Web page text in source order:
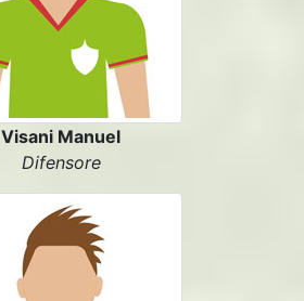
Visani Manuel
Difensore